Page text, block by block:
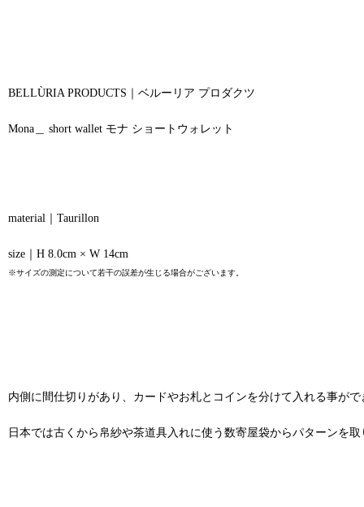
BELLÙRIA PRODUCTS｜ベルーリア プロダクツ
Mona＿ short wallet モナ ショートウォレット
material｜Taurillon
size｜H 8.0cm × W 14cm
※サイズの測定について若干の誤差が生じる場合がございます。
内側に間仕切りがあり、カードやお札とコインを分けて入れる事がで
日本では古くから帛紗や茶道具入れに使う数寄屋袋からパターンを